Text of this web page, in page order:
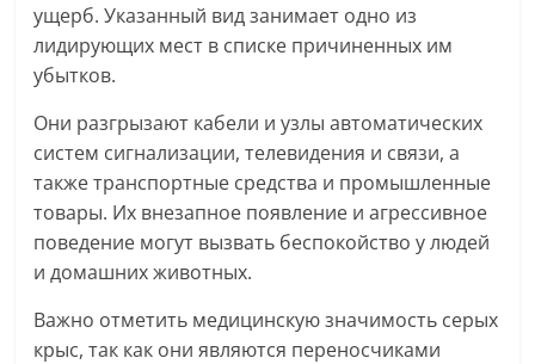
ущерб. Указанный вид занимает одно из
лидирующих мест в списке причиненных им
убытков.
Они разгрызают кабели и узлы автоматических
систем сигнализации, телевидения и связи, а
также транспортные средства и промышленные
товары. Их внезапное появление и агрессивное
поведение могут вызвать беспокойство у людей
и домашних животных.
Важно отметить медицинскую значимость серых
крыс, так как они являются переносчиками